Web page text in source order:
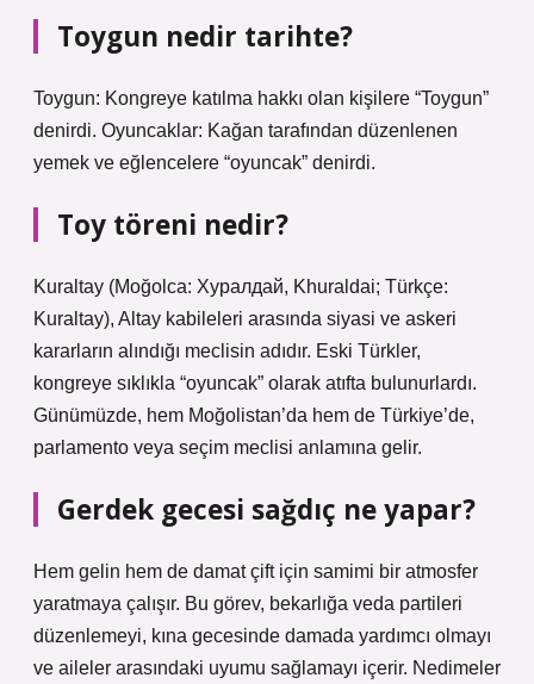
Toygun nedir tarihte?
Toygun: Kongreye katılma hakkı olan kişilere “Toygun”
denirdi. Oyuncaklar: Kağan tarafından düzenlenen
yemek ve eğlencelere “oyuncak” denirdi.
Toy töreni nedir?
Kuraltay (Moğolca: Хуралдай, Khuraldai; Türkçe:
Kuraltay), Altay kabileleri arasında siyasi ve askeri
kararların alındığı meclisin adıdır. Eski Türkler,
kongreye sıklıkla “oyuncak” olarak atıfta bulunurlardı.
Günümüzde, hem Moğolistan’da hem de Türkiye’de,
parlamento veya seçim meclisi anlamına gelir.
Gerdek gecesi sağdıç ne yapar?
Hem gelin hem de damat çift için samimi bir atmosfer
yaratmaya çalışır. Bu görev, bekarlığa veda partileri
düzenlemeyi, kına gecesinde damada yardımcı olmayı
ve aileler arasındaki uyumu sağlamayı içerir. Nedimeler